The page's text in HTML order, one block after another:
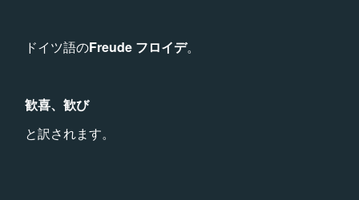
ドイツ語のFreude フロイデ。
歓喜、歓び
と訳されます。